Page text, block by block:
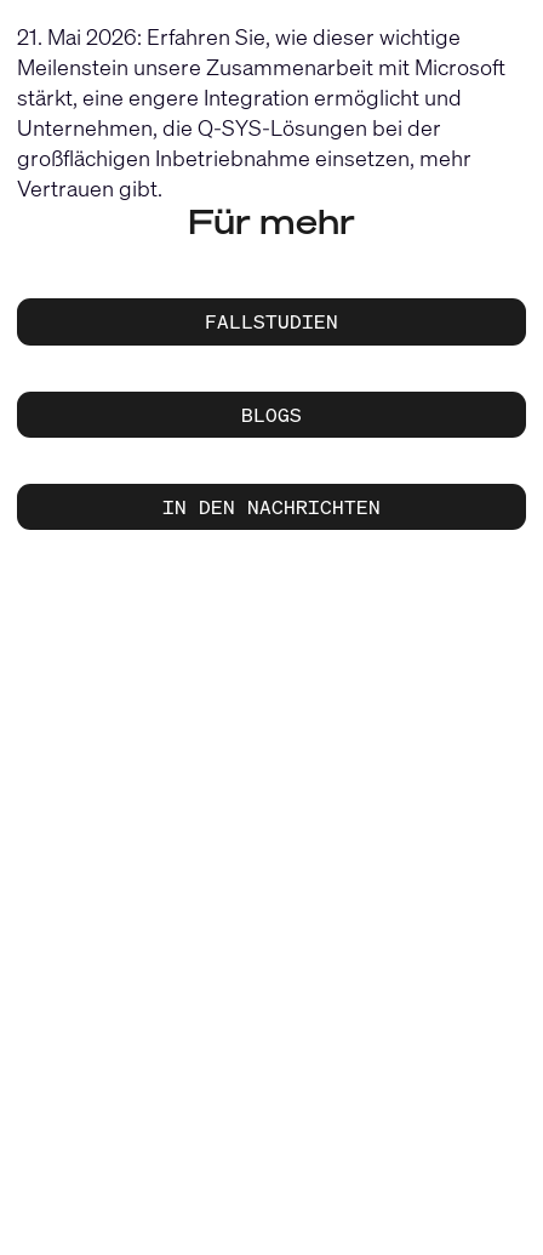
21. Mai 2026: Erfahren Sie, wie dieser wichtige
Meilenstein unsere Zusammenarbeit mit Microsoft
stärkt, eine engere Integration ermöglicht und
Unternehmen, die Q-SYS-Lösungen bei der
großflächigen Inbetriebnahme einsetzen, mehr
Vertrauen gibt.
Für mehr
FALLSTUDIEN
BLOGS
IN DEN NACHRICHTEN